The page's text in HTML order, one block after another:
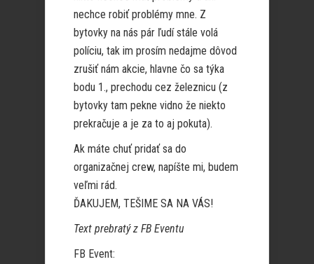
nechce robiť problémy mne. Z
bytovky na nás pár ľudí stále volá
políciu, tak im prosím nedajme dôvod
zrušiť nám akcie, hlavne čo sa týka
bodu 1., prechodu cez železnicu (z
bytovky tam pekne vidno že niekto
prekračuje a je za to aj pokuta).
Ak máte chuť pridať sa do
organizačnej crew, napíšte mi, budem
veľmi rád.
ĎAKUJEM, TEŠIME SA NA VÁS!
Text prebratý z FB Eventu
FB Event: